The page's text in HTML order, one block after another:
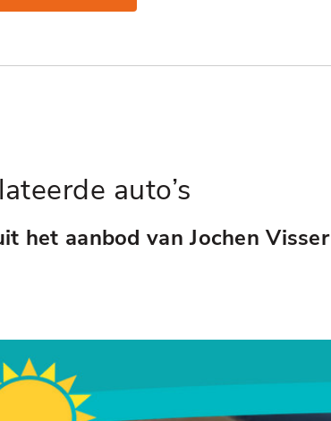
auto’s
het aanbod van Jochen Visser